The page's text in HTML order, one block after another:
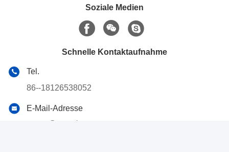
Soziale Medien
Schnelle Kontaktaufnahme
Tel.
86--18126538052
E-Mail-Adresse
carson@pogopin-connectors.com